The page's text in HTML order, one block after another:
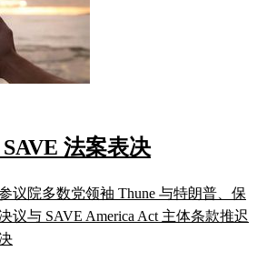
法案表决
议院多数党领袖 Thune 与特朗普、保
议与 SAVE America Act 主体条款推迟